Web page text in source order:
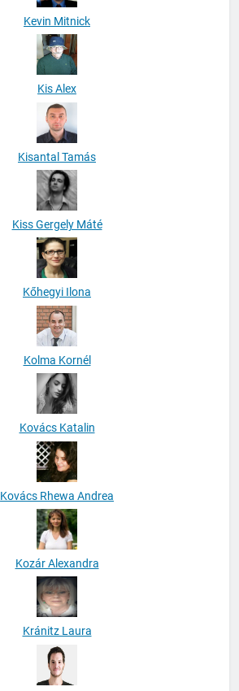
Kevin Mitnick
Kis Alex
Kisantal Tamás
Kiss Gergely Máté
Kőhegyi Ilona
Kolma Kornél
Kovács Katalin
Kovács Rhewa Andrea
Kozár Alexandra
Kránitz Laura